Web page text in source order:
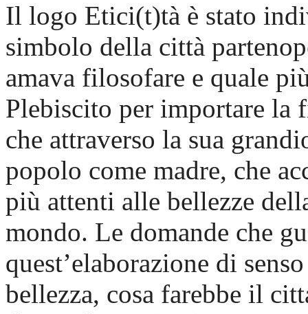
Il logo Etici(t)tà è stato
simbolo della città
amava filosofare e quale
Plebiscito per importare la
che attraverso la sua
popolo come madre, che
più attenti alle bellezze
mondo. Le domande che
quest’elaborazione di
bellezza, cosa farebbe il